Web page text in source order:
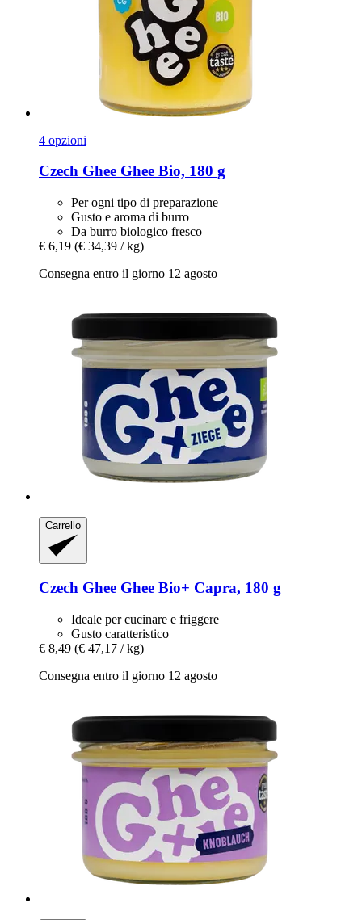
4 opzioni
Czech Ghee Ghee Bio, 180 g
Per ogni tipo di preparazione
Gusto e aroma di burro
Da burro biologico fresco
€ 6,19 (€ 34,39 / kg)
Consegna entro il giorno 12 agosto
Carrello
Czech Ghee Ghee Bio+ Capra, 180 g
Ideale per cucinare e friggere
Gusto caratteristico
€ 8,49 (€ 47,17 / kg)
Consegna entro il giorno 12 agosto